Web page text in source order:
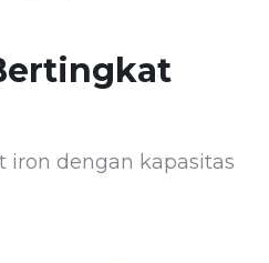
iron dengan kapasitas